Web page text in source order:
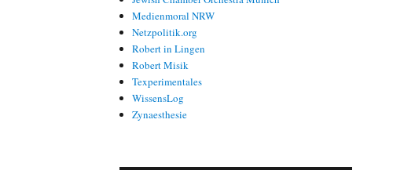
Medienmoral NRW
Netzpolitik.org
Robert in Lingen
Robert Misik
Texperimentales
WissensLog
Zynaesthesie